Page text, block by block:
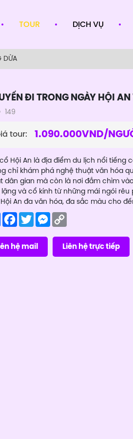
TOUR DỊCH VỤ
DỪA
ĐI TRONG NGÀY HỘI AN
149
tour: 1.090.000VND/
Hội An là địa điểm du lịch nổi tiếng
chỉ khám phá nghệ thuật văn hóa
dân gian mà còn là nơi đắm chìm
lặng và cổ kính từ những mái ngói
An đa văn hóa, đa sắc màu cho
ShareFacebook
TwitterMessenger
Copy
Link
hệ mail Liên hệ trực tiếp